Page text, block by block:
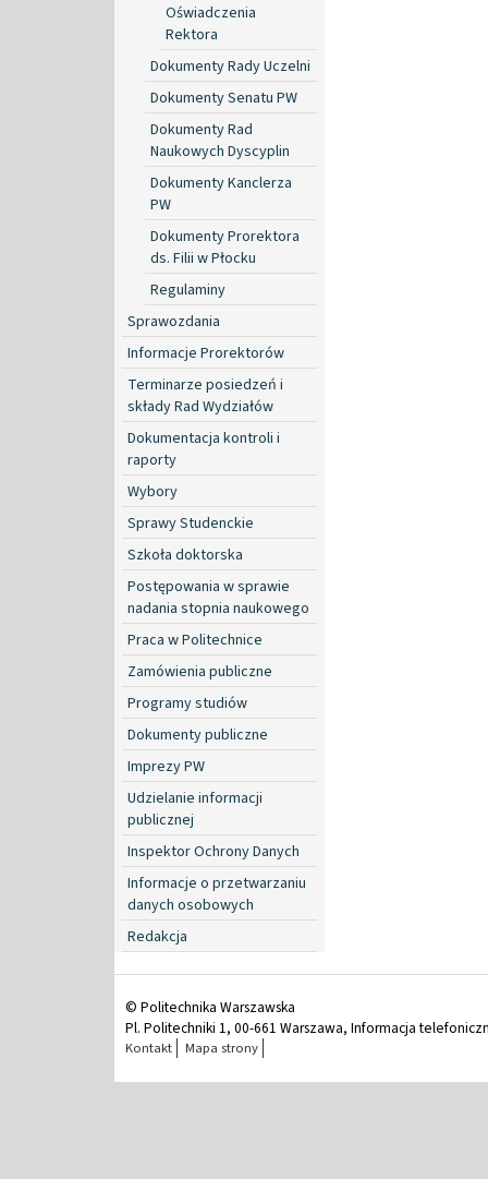
Oświadczenia
Rektora
Dokumenty Rady Uczelni
Dokumenty Senatu PW
Dokumenty Rad
Naukowych Dyscyplin
Dokumenty Kanclerza
PW
Dokumenty Prorektora
ds. Filii w Płocku
Regulaminy
Sprawozdania
Informacje Prorektorów
Terminarze posiedzeń i
składy Rad Wydziałów
Dokumentacja kontroli i
raporty
Wybory
Sprawy Studenckie
Szkoła doktorska
Postępowania w sprawie
nadania stopnia naukowego
Praca w Politechnice
Zamówienia publiczne
Programy studiów
Dokumenty publiczne
Imprezy PW
Udzielanie informacji
publicznej
Inspektor Ochrony Danych
Informacje o przetwarzaniu
danych osobowych
Redakcja
© Politechnika Warszawska
Pl. Politechniki 1, 00-661 Warszawa, Informacja
Kontakt Mapa strony